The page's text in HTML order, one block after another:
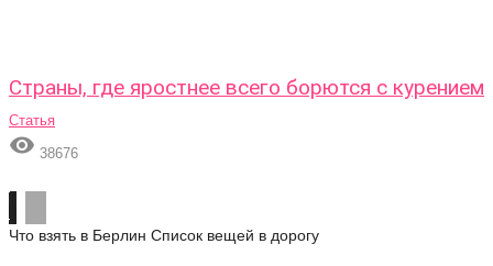
Страны, где яростнее всего борются с курением
Статья
 38676
Что взять в Берлин Список вещей в дорогу